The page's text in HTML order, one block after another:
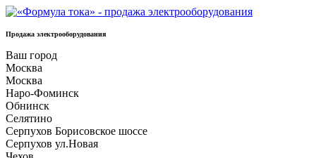
Продажа электрооборудования
Ваш город
Москва
Москва
Наро-Фоминск
Обнинск
Селятино
Серпухов Борисовское шоссе
Серпухов ул.Новая